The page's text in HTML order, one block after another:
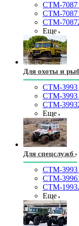
СТМ-7087
СТМ-
СТМ-
Еще
Для охоты и
СТМ-3993
СТМ-3993
СТМ-
Еще
Для спецслужб
СТМ-
СТМ-
СТМ-
Еще